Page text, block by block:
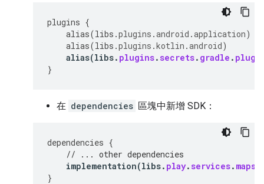
plugins {
alias(libs .plugins .android .application)
alias(libs .plugins .kotlin .android)
alias(libs. plugins. secrets. gradle .
}
在 dependencies 區塊中新增 SDK：
dependencies {
// ... other dependencies
implementation(libs. play. services.
}